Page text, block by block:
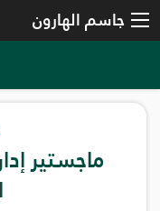
جاسم الهارون
ماجستير